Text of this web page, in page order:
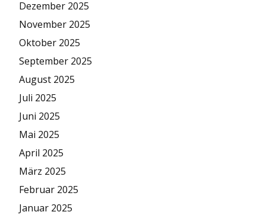
Dezember 2025
November 2025
Oktober 2025
September 2025
August 2025
Juli 2025
Juni 2025
Mai 2025
April 2025
März 2025
Februar 2025
Januar 2025